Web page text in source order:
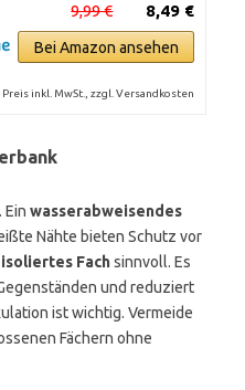
8,49 €
9,99 €
Bei Amazon ansehen
Preis inkl. MwSt., zzgl. Versandkosten
wasserabweisendes
Nähte bieten Schutz vor
isoliertes Fachsinnvoll. Es
und reduziert
ist wichtig. Vermeide
Fächern ohne